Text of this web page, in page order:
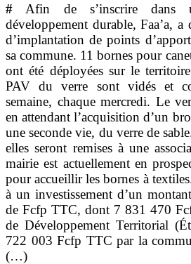
# Afin de s’inscrire dans
développement durable, Faa’a,
d’implantation de points
sa commune. 11 bornes pour
ont été déployées sur le
PAV du verre sont vidés et
semaine, chaque mercredi. Le
en attendant l’acquisition d’un
une seconde vie, du verre de
elles seront remises à une
mairie est actuellement en
pour accueillir les bornes à
à un investissement d’un
de Fcfp TTC, dont 7 831 470
de Développement Territorial
722 003 Fcfp TTC par la
(…)